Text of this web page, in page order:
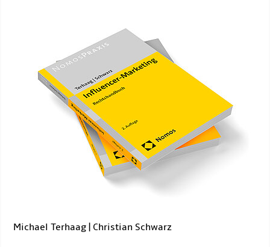
Michael Terhaag | Christian Schwarz